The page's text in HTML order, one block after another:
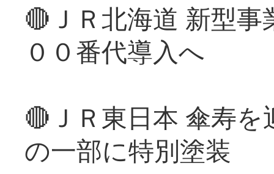
🔴ＪＲ北海道 新型
００番代導入へ
🔴ＪＲ東日本 傘寿
の一部に特別塗装